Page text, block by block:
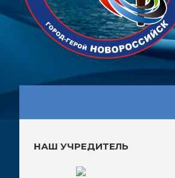
НАШ УЧРЕДИТЕЛЬ